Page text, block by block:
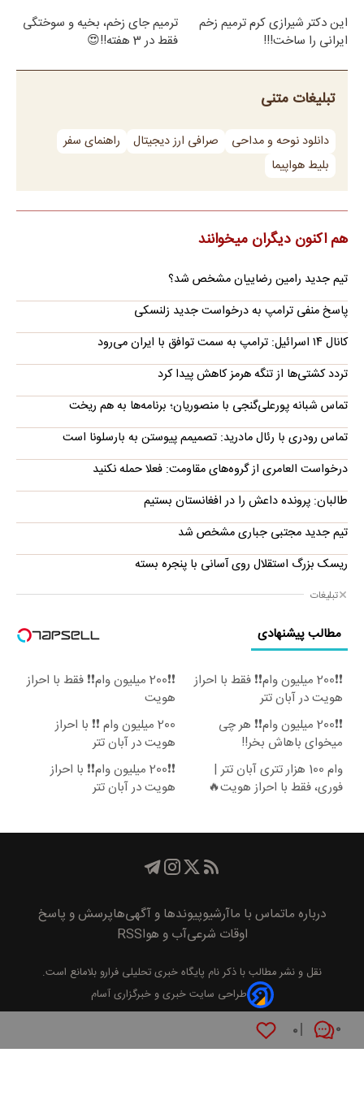
۰ ۰
این دکتر شیرازی کرم ترمیم زخم
ایرانی را ساخت!!!
ترمیم جای زخم، بخیه و سوختگی
فقط در 3 هفته!!😍
تبلیغات متنی
دانلود نوحه و مداحی صرافی ارز دیجیتال
راهنمای سفر
بلیط هواپیما
هم اکنون دیگران میخوانند
تیم جدید رامین رضاییان مشخص شد؟
پاسخ منفی ترامپ به درخواست جدید زلنسکی
کانال ۱۴ اسرائیل: ترامپ به سمت توافق با ایران می‌رود
تردد کشتی‌ها از تنگه هرمز کاهش پیدا کرد
تماس شبانه پورعلی‌گنجی با منصوریان؛ برنامه‌ها به هم ریخت
تماس رودری با رئال مادرید: تصمیمم پیوستن به بارسلونا است
درخواست العامری از گروه‌های مقاومت: فعلا حمله نکنید
طالبان: پرونده داعش را در افغانستان بستیم
تیم جدید مجتبی جباری مشخص شد
ریسک بزرگ استقلال روی آسانی با پنجره بسته
تبلیغات
مطالب پیشنهادی
❗❗200 میلیون وام❗❗ فقط با احراز
هویت در آبان تتر
❗❗200 میلیون وام❗❗ فقط با احراز
هویت
❗❗200 میلیون وام❗❗ هر چی
میخوای باهاش بخر!!
200 میلیون وام ❗❗ با احراز
هویت در آبان تتر
وام 100 هزار تتری آبان تتر |
فوری، فقط با احراز هویت🔥
❗❗200 میلیون وام❗❗ با احراز
هویت در آبان تتر
درباره ماتماس با ماآرشیوپیوند‌ها و آگهی‌هاپرسش و پاسخ
اوقات شرعیآب و هواRSS
نقل و نشر مطالب با ذکر نام پايگاه خبری تحليلی فرارو بلامانع است.
طراحی سایت خبری و خبرگزاری آسام